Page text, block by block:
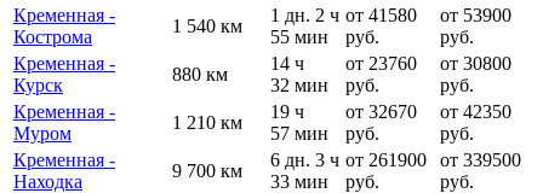
Кременная -
Кострома
1 540 км
1 дн. 2 ч
55 мин
от 41580
руб.
от 53900
руб.
Кременная -
Курск
880 км
14 ч
32 мин
от 23760
руб.
от 30800
руб.
Кременная -
Муром
1 210 км
19 ч
57 мин
от 32670
руб.
от 42350
руб.
Кременная -
Находка
9 700 км
6 дн. 3 ч
33 мин
от 261900
руб.
от 339500
руб.